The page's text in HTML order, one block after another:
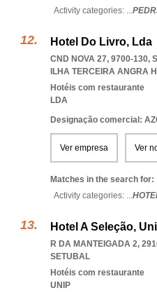
Activity categories: ...
Hotel Do Livro, Lda
CND NOVA 27, 9700-130,
ILHA TERCEIRA ANGRA
Hotéis com restaurante
LDA
Designação comercial:
Ver empresa Ver
Matches in the search for:
Activity categories: ...
Hotel A Seleção,
R DA MANTEIGADA 2,
SETUBAL
Hotéis com restaurante
UNIP